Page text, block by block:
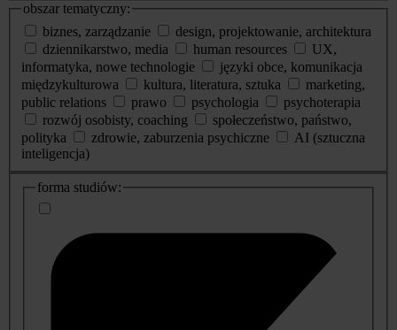
obszar tematyczny:
biznes, zarządzanie
design, projektowanie, architektura
dziennikarstwo, media
human resources
UX,
informatyka, nowe technologie
języki obce, komunikacja
międzykulturowa
kultura, literatura, sztuka
marketing,
public relations
prawo psychologia
psychoterapia
rozwój osobisty, coaching
społeczeństwo, państwo,
polityka
zdrowie, zaburzenia psychiczne
AI (sztuczna
inteligencja)
dodatkowe
informacje
forma studiów: